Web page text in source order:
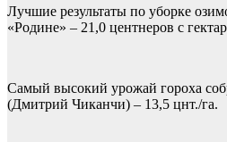
Лучшие результаты по уборке
«Родине» – 21,0 центнеров с
Самый высокий урожай гороха
(Дмитрий Чиканчи) – 13,5 цнт./га.